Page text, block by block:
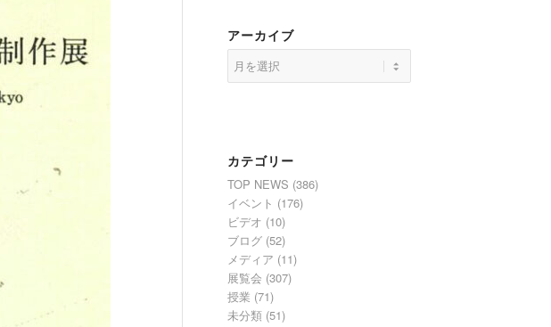
アーカイブ
カテゴリー
TOP NEWS (386)
イベント (176)
ビデオ (10)
ブログ(52)
メディア (11)
展覧会 (307)
授業 (71)
未分類(51)